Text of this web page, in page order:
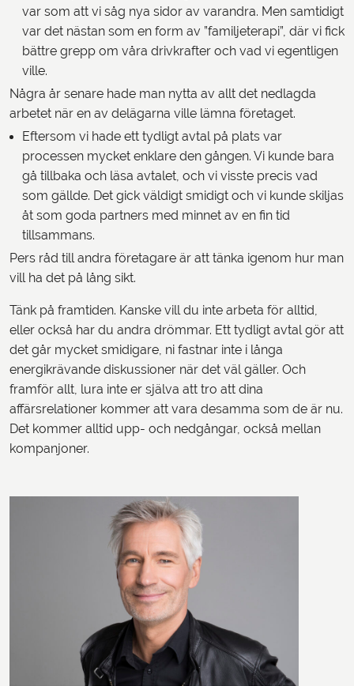
var som att vi såg nya sidor av varandra. Men samtidigt
var det nästan som en form av ”familjeterapi”, där vi fick
bättre grepp om våra drivkrafter och vad vi egentligen
ville.
Några år senare hade man nytta av allt det nedlagda
arbetet när en av delägarna ville lämna företaget.
Eftersom vi hade ett tydligt avtal på plats var
processen mycket enklare den gången. Vi kunde bara
gå tillbaka och läsa avtalet, och vi visste precis vad
som gällde. Det gick väldigt smidigt och vi kunde skiljas
åt som goda partners med minnet av en fin tid
tillsammans.
Pers råd till andra företagare är att tänka igenom hur man
vill ha det på lång sikt.
Tänk på framtiden. Kanske vill du inte arbeta för alltid,
eller också har du andra drömmar. Ett tydligt avtal gör att
det går mycket smidigare, ni fastnar inte i långa
energikrävande diskussioner när det väl gäller. Och
framför allt, lura inte er själva att tro att dina
affärsrelationer kommer att vara desamma som de är nu.
Det kommer alltid upp- och nedgångar, också mellan
kompanjoner.